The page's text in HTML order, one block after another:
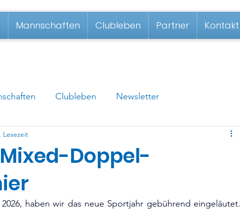
Mannschaften Clubleben Partner Kontakt
Clubleben Newsletter
Doppel-
Lesezeit
2026, haben wir das neue Sportjahr gebührend eingeläutet.